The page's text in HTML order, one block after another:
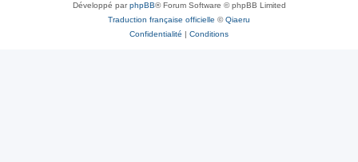
Développé parphpBB® Forum Software © phpBB Limited
Traduction française officielle ©Qiaeru
Confidentialité | Conditions